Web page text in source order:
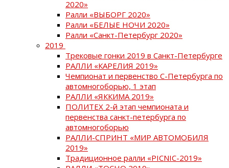
2020»
Ралли «ВЫБОРГ 2020»
Ралли «БЕЛЫЕ НОЧИ 2020»
Ралли «Санкт-Петербург 2020»
2019
Трековые гонки 2019 в Санкт-Петербурге
РАЛЛИ «КАРЕЛИЯ 2019»
Чемпионат и первенство С-Петербурга по
автомногоборью, 1 этап
РАЛЛИ «ЯККИМА 2019»
ПОЛИТЕХ 2-й этап чемпионата и
первенства санкт-петербурга по
автомногоборью
РАЛЛИ-СПРИНТ «МИР АВТОМОБИЛЯ
2019»
Традиционное ралли «PICNIC-2019»